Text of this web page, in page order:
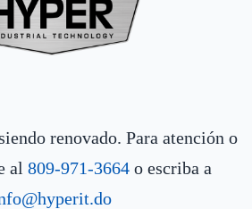
renovado. Para atención o
al 809-971-3664 o escriba a